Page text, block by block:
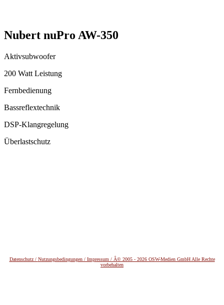
Nubert nuPro AW-350
Aktivsubwoofer
200 Watt Leistung
Fernbedienung
Bassreflextechnik
DSP-Klangregelung
Überlastschutz
Datenschutz / Nutzungsbedingungen / Impressum / Â© 2005 - 2026 OSW-Medien GmbH Alle Rechte
vorbehalten